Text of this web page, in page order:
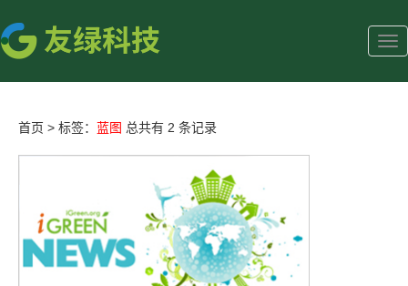
首页 > 标签： 蓝图 总共有 2 条记录